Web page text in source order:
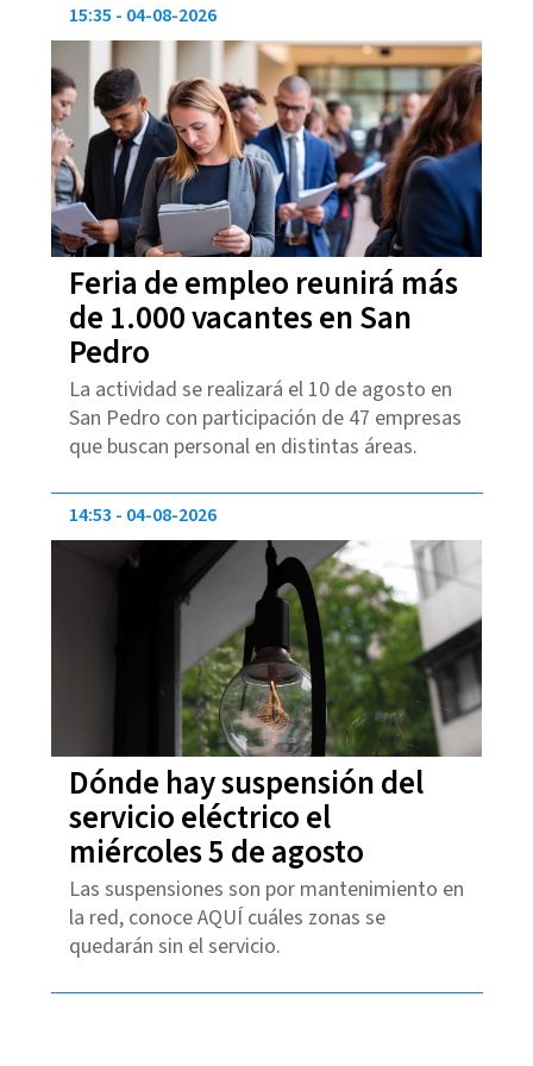
Feria de empleo reunirá más
de 1.000 vacantes en San
Pedro
La actividad se realizará el 10 de agosto en
San Pedro con participación de 47 empresas
que buscan personal en distintas áreas.
15:35 04-08-2026
Dónde hay suspensión del
servicio eléctrico el
miércoles 5 de agosto
Las suspensiones son por mantenimiento en
la red, conoce AQUÍ cuáles zonas se
quedarán sin el servicio.
14:53 04-08-2026